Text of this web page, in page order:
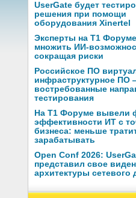
UserGate будет
решения при помощи
оборудования Xinertel
Эксперты на Т1
множить ИИ-
сокращая риски
Российское ПО
инфраструктурное ПО
востребованные
тестирования
На Т1 Форуме вывели
эффективности ИТ с
бизнеса: меньше
зарабатывать
Open Conf 2026:
представил свое
архитектуры сетевого